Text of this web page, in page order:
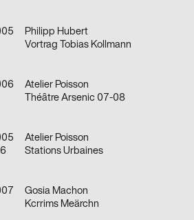
Philipp Hubert
Vortrag Tobias Kollmann
Atelier Poisson
Théâtre Arsenic 07-08
Atelier Poisson
Stations Urbaines
Gosia Machon
Kcrrims Meärchn